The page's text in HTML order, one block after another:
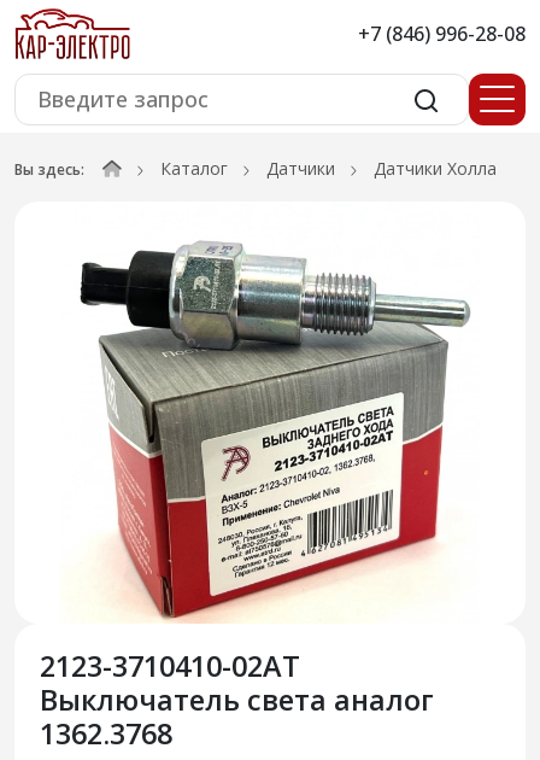
+7 (846) 996-28-08
Вы здесь: Каталог Датчики Датчики Холла
2123-3710410-02АТ
Выключатель света аналог
1362.3768